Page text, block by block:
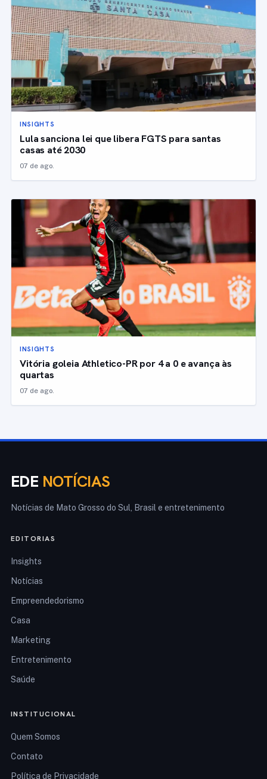
INSIGHTS
Lula sanciona lei que libera FGTS para santas
casas até 2030
07 de ago.
INSIGHTS
Vitória goleia Athletico-PR por 4 a 0 e avança às
quartas
07 de ago.
EDE NOTÍCIAS
Notícias de Mato Grosso do Sul, Brasil e entretenimento
EDITORIAS
Insights
Notícias
Empreendedorismo
Casa
Marketing
Entretenimento
Saúde
INSTITUCIONAL
Quem Somos
Contato
Política de Privacidade